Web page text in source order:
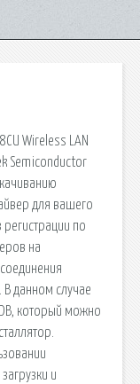
Wireless LAN
Semiconductor
для вашего
по
на
данном случае
который можно
и